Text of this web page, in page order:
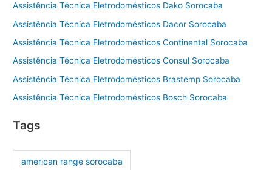
Assistência Técnica Eletrodomésticos Dako Sorocaba
Assistência Técnica Eletrodomésticos Dacor Sorocaba
Assistência Técnica Eletrodomésticos Continental Sorocaba
Assistência Técnica Eletrodomésticos Consul Sorocaba
Assistência Técnica Eletrodomésticos Brastemp Sorocaba
Assistência Técnica Eletrodomésticos Bosch Sorocaba
Tags
american range sorocaba